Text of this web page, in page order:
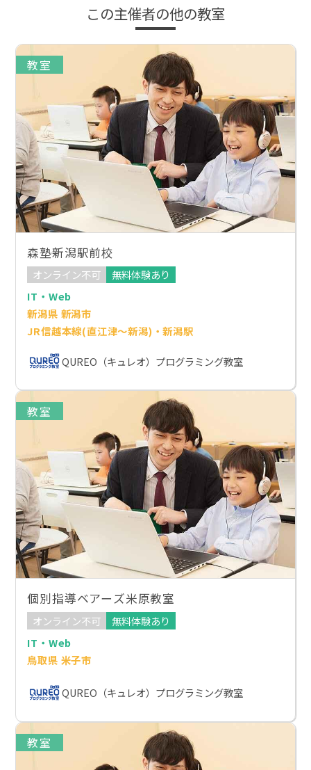
この主催者の他の教室
教室
森塾新潟駅前校
オンライン不可
無料体験あり
IT・Web
新潟県 新潟市
JR信越本線(直江津～新潟)・新潟駅
QUREO（キュレオ）プログラミング教室
教室
個別指導ベアーズ米原教室
オンライン不可
無料体験あり
IT・Web
鳥取県 米子市
QUREO（キュレオ）プログラミング教室
教室